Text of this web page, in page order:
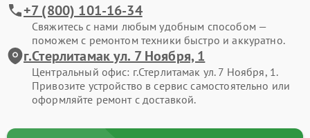
+7 (800) 101-16-34
Свяжитесь с нами любым удобным способом —
поможем с ремонтом техники быстро и аккуратно.
г.Стерлитамак ул. 7 Ноября, 1
Центральный офис: г.Стерлитамак ул. 7 Ноября, 1.
Привозите устройство в сервис самостоятельно или
оформляйте ремонт с доставкой.